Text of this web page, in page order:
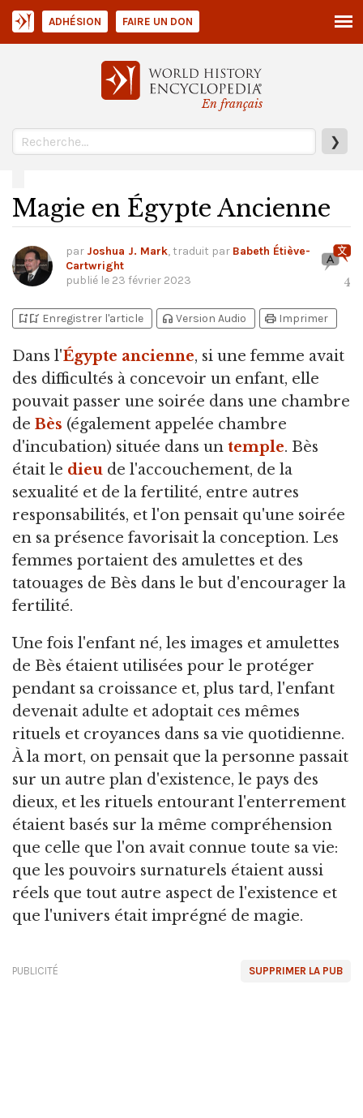
En français
❯
ADHÉSION FAIRE UN DON
Magie en Égypte Ancienne
par Joshua J. Mark, traduit par Babeth Étiève-
Cartwright
publié le 23 février 2023 4
bookmark_addbookmark_added Enregistrer l'article headphones Version Audio print Imprimer
Dans l'Égypte ancienne, si une femme avait
des difficultés à concevoir un enfant, elle
pouvait passer une soirée dans une chambre
de Bès (également appelée chambre
d'incubation) située dans un temple. Bès
était le dieu de l'accouchement, de la
sexualité et de la fertilité, entre autres
responsabilités, et l'on pensait qu'une soirée
en sa présence favorisait la conception. Les
femmes portaient des amulettes et des
tatouages de Bès dans le but d'encourager la
fertilité.
Une fois l'enfant né, les images et amulettes
de Bès étaient utilisées pour le protéger
pendant sa croissance et, plus tard, l'enfant
devenait adulte et adoptait ces mêmes
rituels et croyances dans sa vie quotidienne.
À la mort, on pensait que la personne passait
sur un autre plan d'existence, le pays des
dieux, et les rituels entourant l'enterrement
étaient basés sur la même compréhension
que celle que l'on avait connue toute sa vie:
que les pouvoirs surnaturels étaient aussi
réels que tout autre aspect de l'existence et
que l'univers était imprégné de magie.
SUPPRIMER LA PUB
PUBLICITÉ